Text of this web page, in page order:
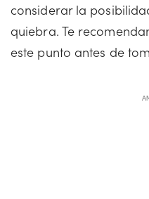
considerar la
quiebra. Te
este punto antes de